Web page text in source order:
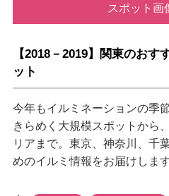
スポット画
【2018－2019】関東のお
ット
今年もイルミネーションの季
きらめく大規模スポットから
リアまで。東京、神奈川、千
めのイルミ情報をお届けしま